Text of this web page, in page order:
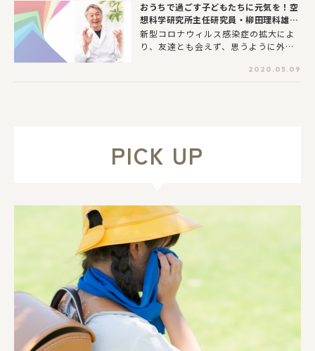
おうちで過ごす子どもたちに元気を！空
想科学研究所主任研究員・柳田理科雄先
生からのメッセージ
新型コロナウィルス感染症の拡大によ
り、友達とも会えず、思うように外出
気を！作家・イラストレーター・監修
の先生たちからの応援メッセージをご
2020.05.09
PICK UP